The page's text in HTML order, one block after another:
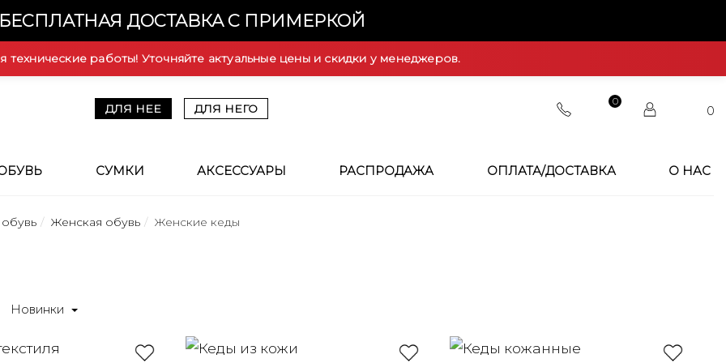
ДОСТАВКА С ПРИМЕРКОЙ
технические работы! Уточняйте актуальные цены и скидки у менеджеров.
ДЛЯ НЕЕ ДЛЯ НЕГО
0
0
СУМКИ АКСЕССУАРЫ РАСПРОДАЖА ОПЛАТА/ДОСТАВКА О НАС
Женская обувь Женские кеды
Новинки